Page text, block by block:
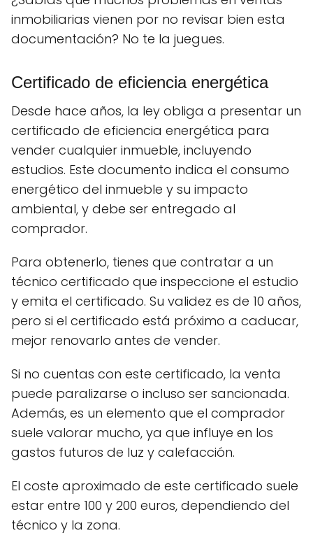
inmobiliarias vienen por no revisar bien esta
documentación? No te la juegues.
Certificado de eficiencia energética
Desde hace años, la ley obliga a presentar un
certificado de eficiencia energética para
vender cualquier inmueble, incluyendo
estudios. Este documento indica el consumo
energético del inmueble y su impacto
ambiental, y debe ser entregado al
comprador.
Para obtenerlo, tienes que contratar a un
técnico certificado que inspeccione el estudio
y emita el certificado. Su validez es de 10 años,
pero si el certificado está próximo a caducar,
mejor renovarlo antes de vender.
Si no cuentas con este certificado, la venta
puede paralizarse o incluso ser sancionada.
Además, es un elemento que el comprador
suele valorar mucho, ya que influye en los
gastos futuros de luz y calefacción.
El coste aproximado de este certificado suele
estar entre 100 y 200 euros, dependiendo del
técnico y la zona.